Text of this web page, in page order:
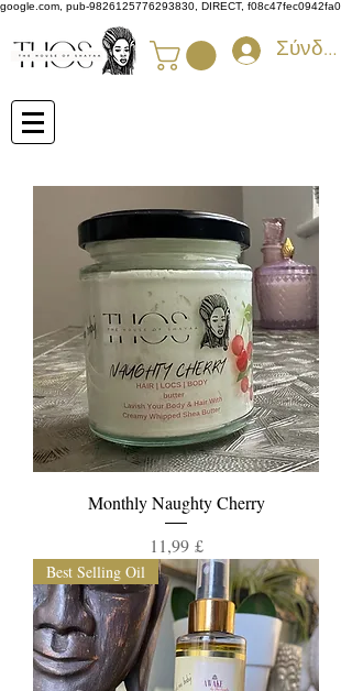
google.com, pub-9826125776293830, DIRECT, f08c47fec0942fa0
Σύνδεση
Monthly Naughty Cherry
Τιμή
11,99 £
Best Selling Oil